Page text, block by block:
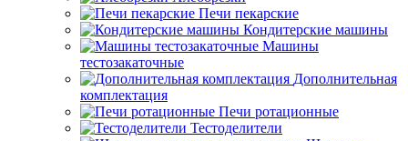
Печи пекарские
Кондитерские машины
Машины
тестозакаточные
Дополнительная
комплектация
Печи ротационные
Тестоделители